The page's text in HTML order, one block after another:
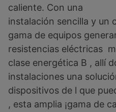
caliente. Con una
instalación sencilla y un
gama de equipos
resistencias eléctricas
clase energética B , allí
instalaciones una
dispositivos de l que
, esta amplia ¡gama de